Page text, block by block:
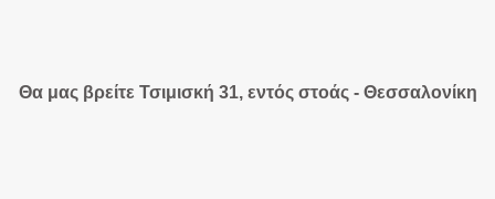
Θα μας βρείτε Τσιμισκή 31, εντός στοάς - Θεσσαλονίκη